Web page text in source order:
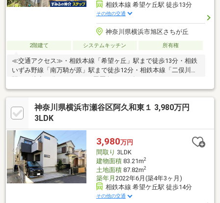
相鉄本線 希望ケ丘駅 徒歩13分
その他の交通
神奈川県横浜市旭区さちが丘
2階建て システムキッチン 所有権
≪交通アクセス≫・相鉄本線「希望ヶ丘」駅まで徒歩13分・相鉄
いずみ野線「南万騎が原」駅まで徒歩12分・相鉄本線「二俣川」
駅まで徒歩16分■リフォーム履歴有（2021年9月）・システムキッ
チン新規交換・ユニットバス新規交換・洗面台新規交換・クロス
全室貼替・フローリング一部貼替・建具新規交換（全室）・外壁
塗装・バルコニー防水工事実施
神奈川県横浜市瀬谷区阿久和東１ 3,980万円
3LDK
3,980万円
間取り 3LDK
建物面積83.21m2
土地面積87.82m2
築年月 2022年6月(築4年3ヶ月)
相鉄本線 希望ケ丘駅 徒歩14分
その他の交通